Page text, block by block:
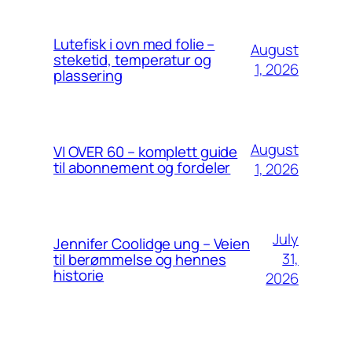
Lutefisk i ovn med folie –
steketid, temperatur og
plassering
August
1, 2026
VI OVER 60 – komplett guide
til abonnement og fordeler
August
1, 2026
Jennifer Coolidge ung – Veien
til berømmelse og hennes
historie
July
31,
2026